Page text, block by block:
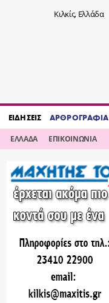
Κιλκίς, Ελλάδα
ΕΙΔΗΣΕΙΣ ΑΡΘΡΟΓΡΑΦΙΑ
ΕΛΛΑΔΑ ΕΠΙΚΟΙΝΩΝΙΑ